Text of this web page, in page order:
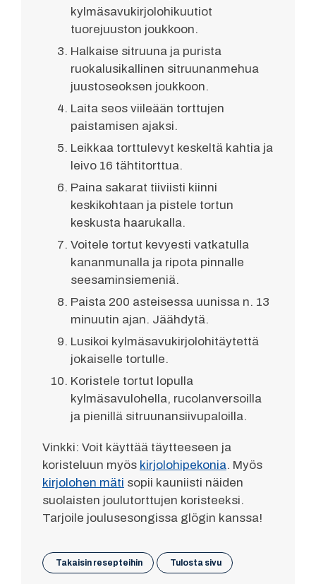
kylmäsavukirjolohikuutiot
tuorejuuston joukkoon.
Halkaise sitruuna ja purista
ruokalusikallinen sitruunanmehua
juustoseoksen joukkoon.
Laita seos viileään torttujen
paistamisen ajaksi.
Leikkaa torttulevyt keskeltä kahtia ja
leivo 16 tähtitorttua.
Paina sakarat tiiviisti kiinni
keskikohtaan ja pistele tortun
keskusta haarukalla.
Voitele tortut kevyesti vatkatulla
kananmunalla ja ripota pinnalle
seesaminsiemeniä.
Paista 200 asteisessa uunissa n. 13
minuutin ajan. Jäähdytä.
Lusikoi kylmäsavukirjolohitäytettä
jokaiselle tortulle.
Koristele tortut lopulla
kylmäsavulohella, rucolanversoilla
ja pienillä sitruunansiivupaloilla.
Vinkki: Voit käyttää täytteeseen ja
koristeluun myös kirjolohipekonia. Myös
kirjolohen mäti sopii kauniisti näiden
suolaisten joulutorttujen koristeeksi.
Tarjoile joulusesongissa glögin kanssa!
Takaisin resepteihin Tulosta sivu